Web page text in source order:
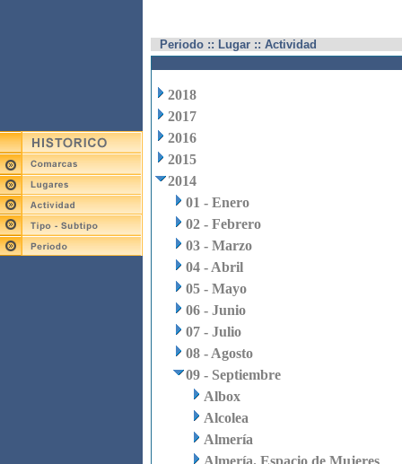
Periodo :: Lugar :: Actividad
2018
2017
2016
2015
2014
01 - Enero
02 - Febrero
03 - Marzo
04 - Abril
05 - Mayo
06 - Junio
07 - Julio
08 - Agosto
09 - Septiembre
Albox
Alcolea
Almería
Almería. Espacio de Mujeres